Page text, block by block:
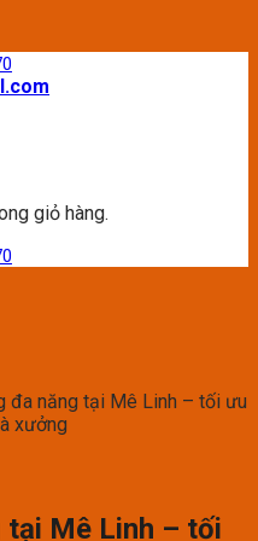
giỏ hàng.
đa năng tại Mê Linh – tối ưu
xưởng
tại Mê Linh – tối